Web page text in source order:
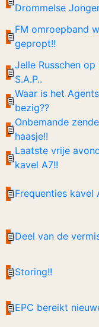
Drommelse
FM omroepband
gepropt!!
Jelle Russchen
S.A.P..
Waar is het
bezig??
Onbemande
haasje!!
Laatste vrije
kavel A7!!
Frequenties kavel
Deel van de
Storing!!
EPC bereikt